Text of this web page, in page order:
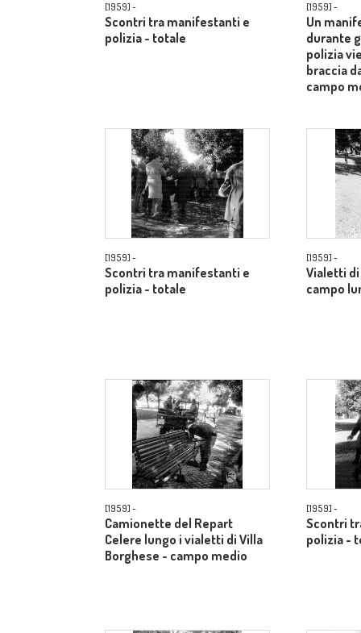
[1959] -
Scontri tra manifestanti e
polizia - totale
[1959] -
Un
durante
polizia
braccia
campo
[1959] -
Scontri tra manifestanti e
polizia - totale
[1959] -
Vialetti
campo
[1959] -
Camionette del Repart
Celere lungo i vialetti di Villa
Borghese - campo medio
[1959] -
Scontri
polizia -